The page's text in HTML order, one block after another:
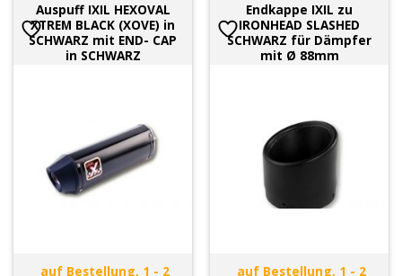
Auspuff IXIL HEXOVAL
XTREM BLACK (XOVE) in
SCHWARZ mit END- CAP
in SCHWARZ
auf Bestellung, 1 - 2
Endkappe IXIL zu
IRONHEAD SLASHED
SCHWARZ für Dämpfer
mit Ø 88mm
auf Bestellung, 1 - 2